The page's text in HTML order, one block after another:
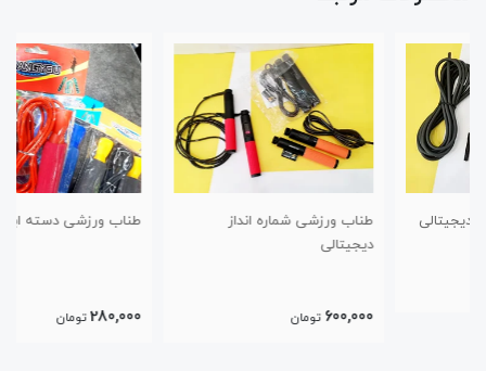
طناب ورزشی شماره انداز
طناب ورزشی دسته ابری بلبرینگی